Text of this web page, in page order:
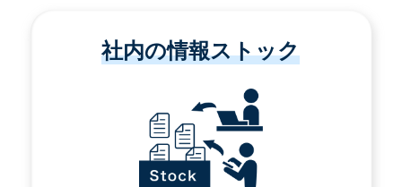
社内の情報ストック